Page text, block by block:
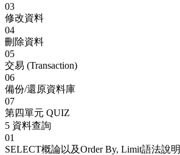
03
修改資料
04
刪除資料
05
交易 (Transaction)
06
備份/還原資料庫
07
第四單元 QUIZ
5 資料查詢
01
SELECT概論以及Order By, Limit語法說明